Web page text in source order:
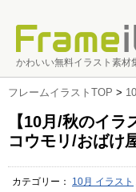
かわいい無料イラスト素材
フレームイラストTOP >
【10月/秋のイ
コウモリ/おばけ
カテゴリー： 10月 イラスト